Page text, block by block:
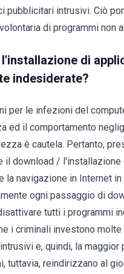
pubblicitari intrusivi. Ciò
di programmi non
di
indesiderate?
per le infezioni del
ed il comportamento
è cautela. Pertanto,
il download / l'installazione
la navigazione in Internet in
ogni passaggio di
tutti i programmi
i criminali investono
e, quindi, la maggior
tuttavia, reindirizzano al